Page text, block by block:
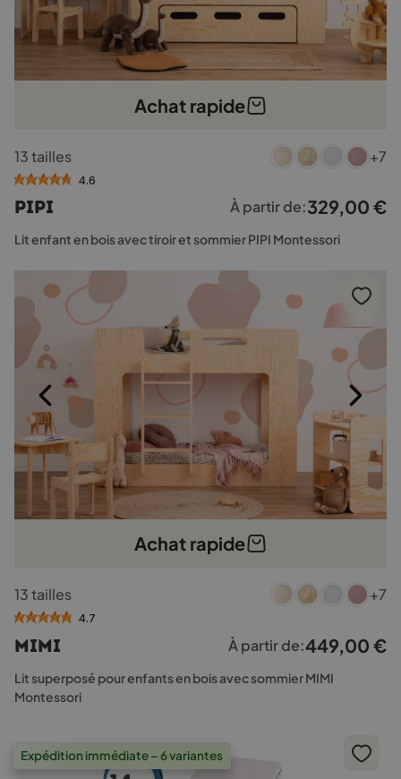
Achat rapide
produit
a
variations.
Les
peuvent
choisies
page
produit
13 tailles +7
4.6
PIPI À partir de:329,00 €
Lit enfant en bois avec tiroir et sommier PIPI Montessori
Achat rapide
produit
a
variations.
Les
options
choisies
sur
13 tailles +7
4.7
MIMI À partir de:449,00 €
Lit superposé pour enfants en bois avec sommier MIMI
Montessori
Expédition immédiate – 6 variantes